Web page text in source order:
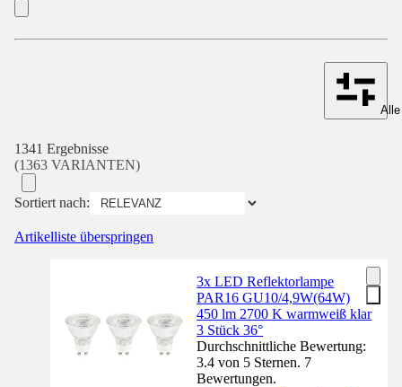
1341 Ergebnisse
(1363 VARIANTEN)
Sortiert nach:
Artikelliste überspringen
3x LED Reflektorlampe
PAR16 GU10/4,9W(64W)
450 lm 2700 K warmweiß klar
3 Stück 36°
Durchschnittliche Bewertung:
3.4 von 5 Sternen. 7
Bewertungen.